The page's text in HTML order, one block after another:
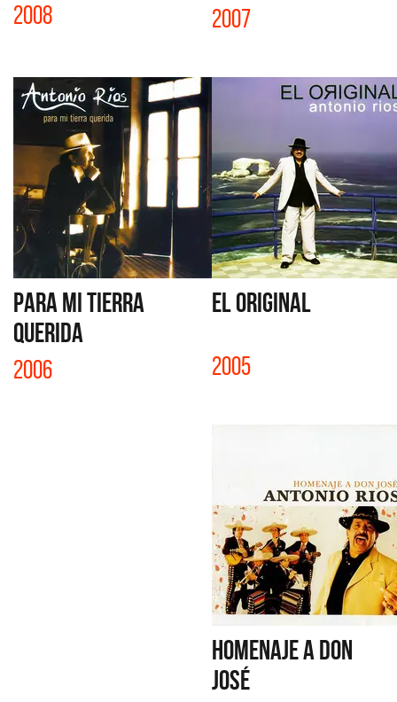
2008 2007
PARA MI TIERRA
QUERIDA
2006
EL ORIGINAL
2005
HOMENAJE A DON
JOSÉ